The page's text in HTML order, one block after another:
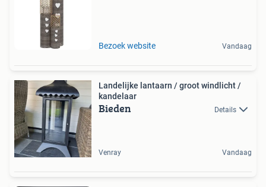
Bezoek website Vandaag
Landelijke lantaarn / groot windlicht /
kandelaar
Bieden Details
Venray Vandaag